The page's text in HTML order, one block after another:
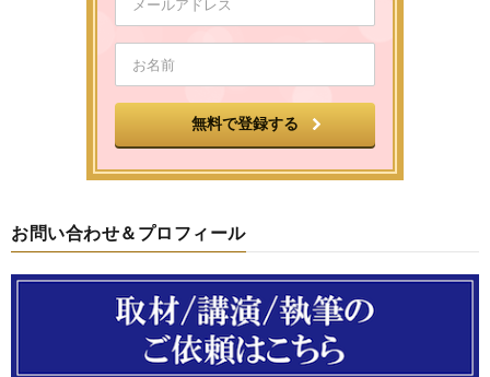
お問い合わせ＆プロフィール